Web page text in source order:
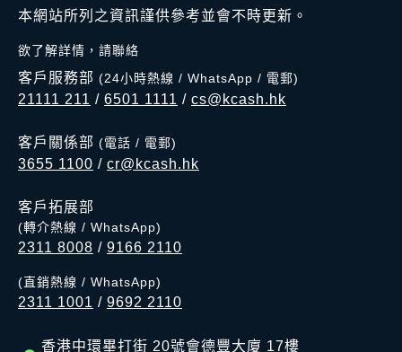
本網站所列之資訊謹供參考並會不時更新。
欲了解詳情，請聯絡
客戶服務部 (24小時熱線 / WhatsApp / 電郵)
21111 211 / 6501 1111 / cs@kcash.hk
客戶關係部 (電話 / 電郵)
3655 1100 / cr@kcash.hk
客戶拓展部
(轉介熱線 / WhatsApp)
2311 8008 / 9166 2110
(直銷熱線 / WhatsApp)
2311 1001 / 9692 2110
香港中環畢打街 20號會德豐大廈 17樓